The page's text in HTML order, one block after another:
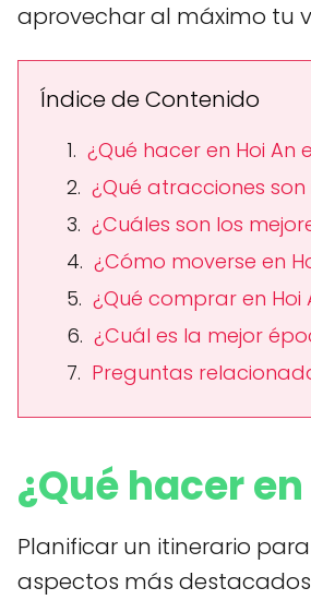
aprovechar al máximo tu
Índice de Contenido
¿Qué hacer en Hoi An
¿Qué atracciones son
¿Cuáles son los
¿Cómo moverse en
¿Qué comprar en Hoi
¿Cuál es la mejor
Preguntas
¿Qué hacer
Planificar un itinerario
aspectos más